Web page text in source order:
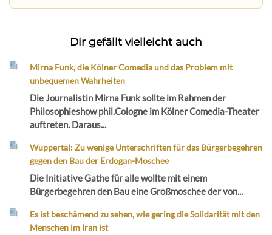
Dir gefällt vielleicht auch
Mirna Funk, die Kölner Comedia und das Problem mit
unbequemen Wahrheiten
Die Journalistin Mirna Funk sollte im Rahmen der
Philosophieshow phil.Cologne im Kölner Comedia-Theater
auftreten. Daraus...
Wuppertal: Zu wenige Unterschriften für das Bürgerbegehren
gegen den Bau der Erdogan-Moschee
Die Initiative Gathe für alle wollte mit einem
Bürgerbegehren den Bau eine Großmoschee der von...
Es ist beschämend zu sehen, wie gering die Solidarität mit den
Menschen im Iran ist